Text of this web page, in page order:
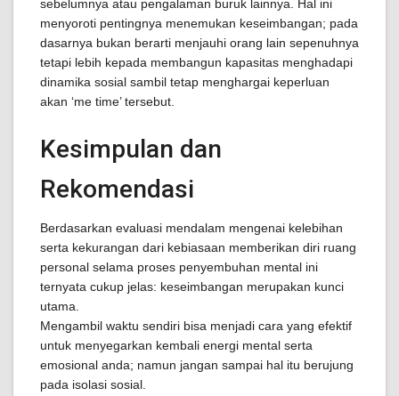
sebelumnya atau pengalaman buruk lainnya. Hal ini
menyoroti pentingnya menemukan keseimbangan; pada
dasarnya bukan berarti menjauhi orang lain sepenuhnya
tetapi lebih kepada membangun kapasitas menghadapi
dinamika sosial sambil tetap menghargai keperluan
akan ‘me time’ tersebut.
Kesimpulan dan
Rekomendasi
Berdasarkan evaluasi mendalam mengenai kelebihan
serta kekurangan dari kebiasaan memberikan diri ruang
personal selama proses penyembuhan mental ini
ternyata cukup jelas: keseimbangan merupakan kunci
utama.
Mengambil waktu sendiri bisa menjadi cara yang efektif
untuk menyegarkan kembali energi mental serta
emosional anda; namun jangan sampai hal itu berujung
pada isolasi sosial.